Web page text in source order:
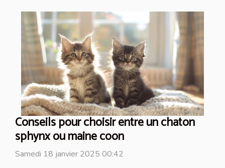
Conseils pour choisir entre un chaton
sphynx ou maine coon
Samedi 18 janvier 2025 00:42